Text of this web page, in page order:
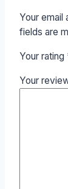
Your email
fields are
Your rating
Your